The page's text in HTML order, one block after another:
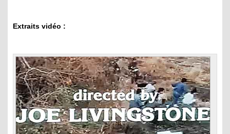
Extraits vidéo :